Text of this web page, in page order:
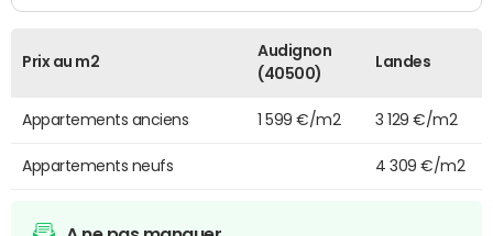
Prix au m2
Audignon
(40500)
Landes
Appartements anciens 1 599 €/m2 3 129 €/m2
Appartements neufs 4 309 €/m2